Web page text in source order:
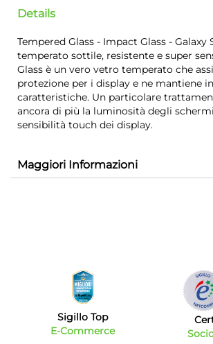
Details
Tempered Glass - Impact Glass - Galaxy
temperato sottile, resistente e super
Glass è un vero vetro temperato che
protezione per i display e ne mantiene
caratteristiche. Un particolare
ancora di più la luminosità degli
sensibilità touch dei display.
Maggiori Informazioni
Sigillo Top
E-Commerce